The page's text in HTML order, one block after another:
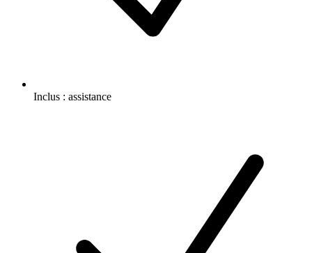
Inclus : assistance